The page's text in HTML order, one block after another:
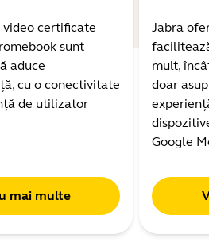
video certificate
sunt
aduce
cu o conectivitate
de utilizator
mai multe
Jabra
mult,
doar
Google